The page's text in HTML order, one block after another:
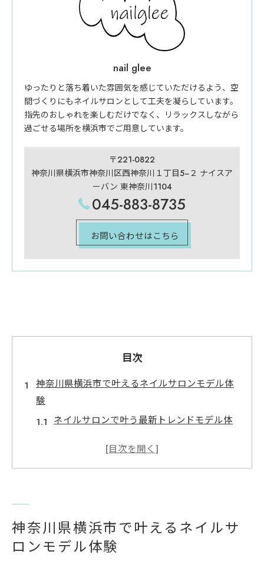
nail glee
ゆったりと落ち着いた雰囲気を感じていただけるよう、空
間づくりにもネイルサロンとして工夫を凝らしています。
指先のおしゃれを楽しむだけでなく、リラックスしながら
過ごせる場所を横浜市でご用意しています。
〒221-0822
神奈川県横浜市神奈川区西神奈川１丁目5−２ ナイスア
ーバン 東神奈川1104
045-883-8735
お問い合わせはこちら
目次
神奈川県横浜市で叶えるネイルサロンモデル体
験
ネイルサロンで叶う最新トレンドモデル体
神奈川で話題のネイルモデル募集の探し方
ネイルモデルが人気の理由と実践体験談
ネイルモデル募集を賢く活用したい方へ
神奈川県横浜市で叶えるネイルサ
ロンモデル体験